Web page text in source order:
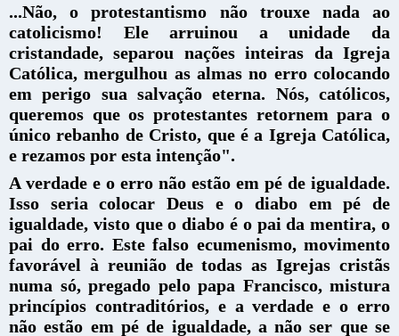
...Não, o protestantismo não trouxe nada ao
catolicismo! Ele arruinou a unidade da
cristandade, separou nações inteiras da Igreja
Católica, mergulhou as almas no erro colocando
em perigo sua salvação eterna. Nós, católicos,
queremos que os protestantes retornem para o
único rebanho de Cristo, que é a Igreja Católica,
e rezamos por esta intenção".
A verdade e o erro não estão em pé de igualdade.
Isso seria colocar Deus e o diabo em pé de
igualdade, visto que o diabo é o pai da mentira, o
pai do erro. Este falso ecumenismo, movimento
favorável à reunião de todas as Igrejas cristãs
numa só, pregado pelo papa Francisco, mistura
princípios contraditórios, e a verdade e o erro
não estão em pé de igualdade, a não ser que se